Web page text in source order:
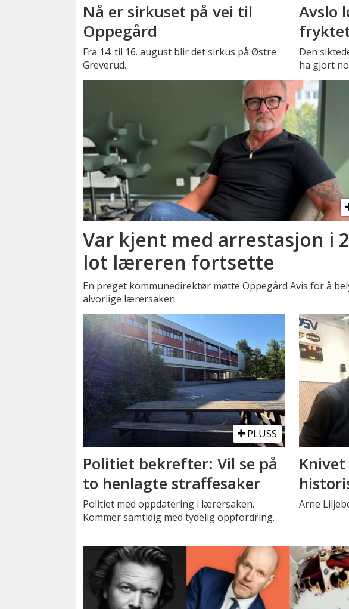
Nå er sirkuset på vei til
Oppegård
Fra 14. til 16. august blir det sirkus på Østre
Greverud.
Avslo
Den
ha gjort
Var kjent med arrestasjon i
lot læreren fortsette
En preget kommunedirektør møtte Oppegård Avis for å
alvorlige lærersaken.
PLUSS
Politiet bekrefter: Vil se på
to henlagte straffesaker
Politiet med oppdatering i lærersaken.
Kommer samtidig med tydelig oppfordring.
Arne